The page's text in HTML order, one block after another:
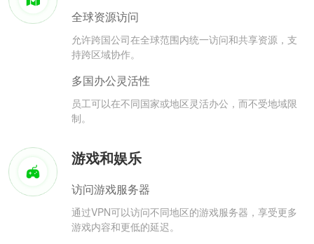
全球资源访问
允许跨国公司在全球范围内统一访问和共享资源，支
持跨区域协作。
多国办公灵活性
员工可以在不同国家或地区灵活办公，而不受地域限
制。
游戏和娱乐
访问游戏服务器
通过VPN可以访问不同地区的游戏服务器，享受更多
游戏内容和更低的延迟。